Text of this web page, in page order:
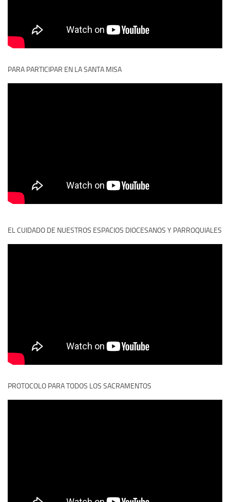
PARA PARTICIPAR EN LA SANTA MISA
EL CUIDADO DE NUESTROS ESPACIOS DIOCESANOS Y PARROQUIALES
PROTOCOLO PARA TODOS LOS SACRAMENTOS